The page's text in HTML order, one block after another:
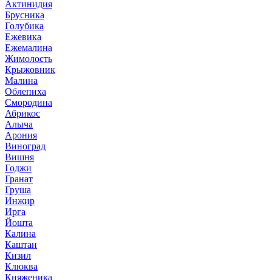
Актинидия
Брусника
Голубика
Ежевика
Ежемалина
Жимолость
Крыжовник
Малина
Облепиха
Смородина
Абрикос
Алыча
Арония
Виноград
Вишня
Годжи
Гранат
Груша
Инжир
Ирга
Йошта
Калина
Каштан
Кизил
Клюква
Княженика